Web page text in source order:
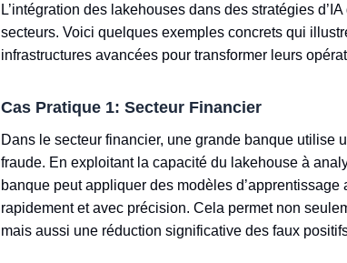
L’intégration des lakehouses dans des stratégies
secteurs. Voici quelques exemples concrets qui
infrastructures avancées pour transformer leurs
Cas Pratique 1: Secteur Financier
Dans le secteur financier, une grande banque utilise
fraude. En exploitant la capacité du lakehouse à
banque peut appliquer des modèles
rapidement et avec précision. Cela permet non
mais aussi une réduction significative des faux